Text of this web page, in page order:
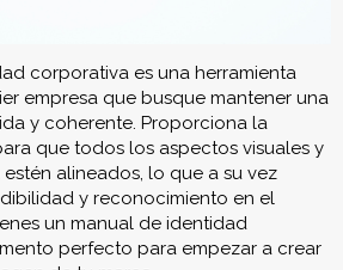
corporativa es una herramienta
empresa que busque mantener una
y coherente. Proporciona la
que todos los aspectos visuales y
alineados, lo que a su vez
y reconocimiento en el
un manual de identidad
perfecto para empezar a crear